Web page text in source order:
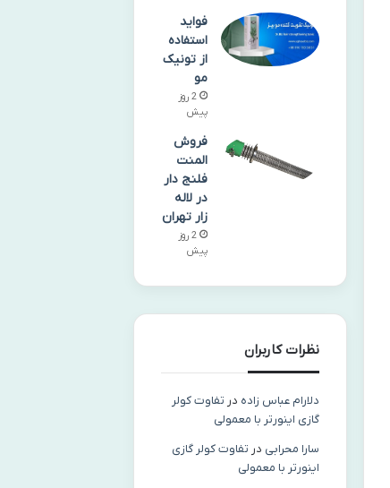
فواید
استفاده
از تونیک
مو
2 روز
پیش
فروش
المنت
فلنج دار
در لاله
زار تهران
2 روز
پیش
نظرات کاربران
دلارام عباس زاده در تفاوت کولر
گازی اینورتر با معمولی
سارا محرابی در تفاوت کولر گازی
اینورتر با معمولی